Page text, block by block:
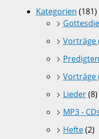
Kategorien (181)
Vorträge
Vorträge
Lieder(8)
MP3 -
Hefte(2)